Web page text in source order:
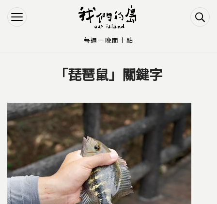
Jump to Navigation
Jump to Main content
「琵琶鼠」關鍵字
每週一晚間十點